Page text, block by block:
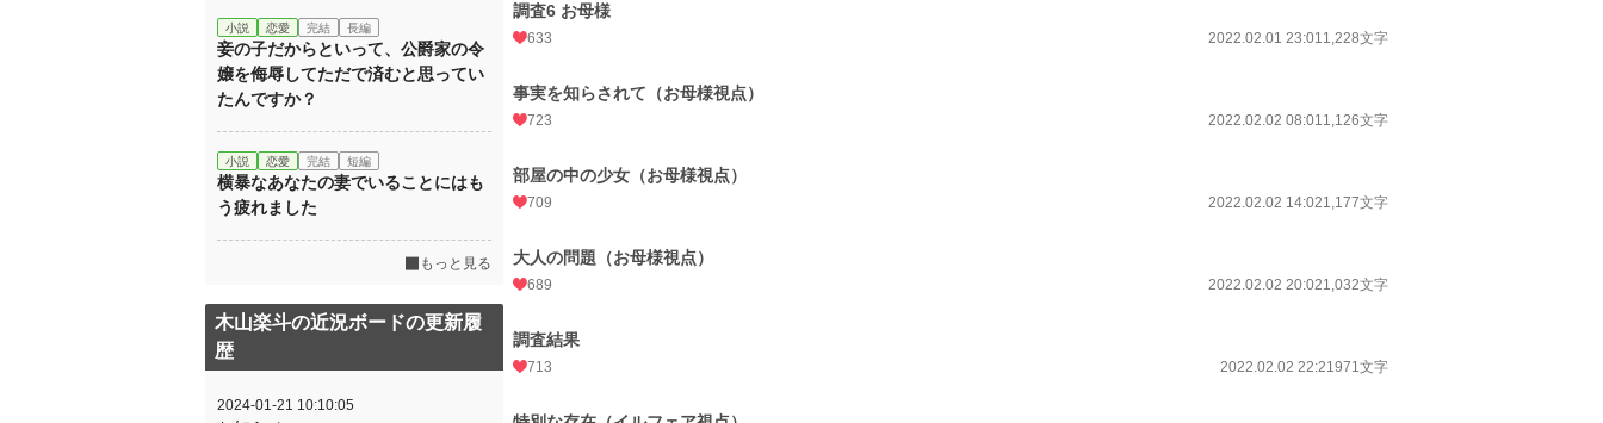
調査6 お母様
633 2022.02.01 23:011,228文字
事実を知らされて（お母様視点）
723 2022.02.02 08:011,126文字
部屋の中の少女（お母様視点）
709 2022.02.02 14:021,177文字
大人の問題（お母様視点）
689 2022.02.02 20:021,032文字
調査結果
713 2022.02.02 22:21971文字
小説 恋愛 完結 長編
妾の子だからといって、公爵家の令
嬢を侮辱してただで済むと思ってい
たんですか？
小説 恋愛 完結 短編
横暴なあなたの妻でいることにはも
う疲れました
もっと見る
木山楽斗の近況ボードの更新履
歴
2024-01-21 10:10:05